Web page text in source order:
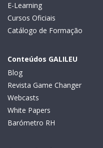
E-Learning
Cursos Oficiais
Catálogo de Formação
Conteúdos GALILEU
Blog
Revista Game Changer
Webcasts
White Papers
Barómetro RH